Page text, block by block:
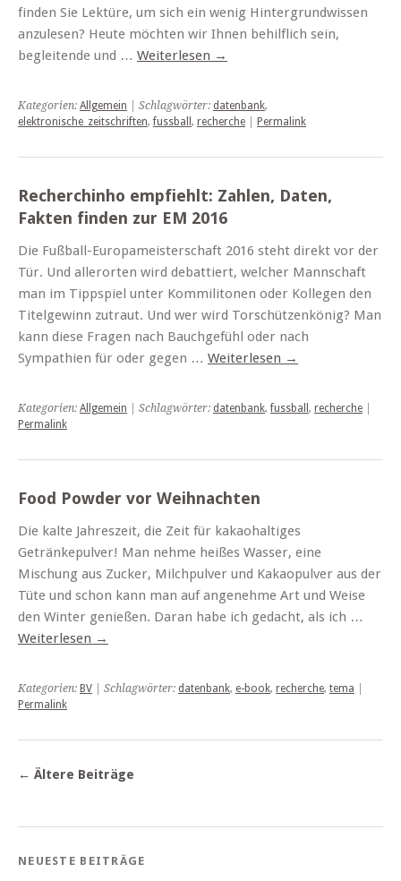
finden Sie Lektüre, um sich ein wenig Hintergrundwissen
anzulesen? Heute möchten wir Ihnen behilflich sein,
begleitende und … Weiterlesen →
Kategorien: Allgemein | Schlagwörter: datenbank,
elektronische_zeitschriften,fussball , recherche Permalink
Recherchinho empfiehlt: Zahlen, Daten,
Fakten finden zur EM 2016
Die Fußball-Europameisterschaft 2016 steht direkt vor der
Tür. Und allerorten wird debattiert, welcher Mannschaft
man im Tippspiel unter Kommilitonen oder Kollegen den
Titelgewinn zutraut. Und wer wird Torschützenkönig? Man
kann diese Fragen nach Bauchgefühl oder nach
Sympathien für oder gegen … Weiterlesen →
Kategorien: Allgemein | Schlagwörter: datenbank,fussball , recherche
Permalink
Food Powder vor Weihnachten
Die kalte Jahreszeit, die Zeit für kakaohaltiges
Getränkepulver! Man nehme heißes Wasser, eine
Mischung aus Zucker, Milchpulver und Kakaopulver aus der
Tüte und schon kann man auf angenehme Art und Weise
den Winter genießen. Daran habe ich gedacht, als ich …
Weiterlesen →
Kategorien: BV | Schlagwörter: datenbank, e-book, recherche, tema
Permalink
← Ältere Beiträge
NEUESTE BEITRÄGE